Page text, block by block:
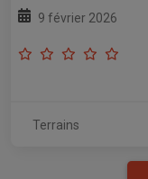
9 février 2026
Terrains